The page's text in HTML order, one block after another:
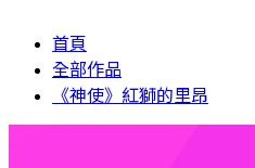
首頁
全部作品
《神使》紅獅的里昂